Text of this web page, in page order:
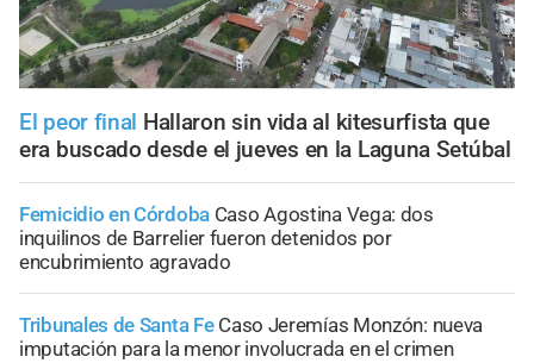
El peor final Hallaron sin vida al kitesurfista que
era buscado desde el jueves en la Laguna Setúbal
Femicidio en Córdoba Caso Agostina Vega: dos
inquilinos de Barrelier fueron detenidos por
encubrimiento agravado
Tribunales de Santa Fe Caso Jeremías Monzón: nueva
imputación para la menor involucrada en el crimen